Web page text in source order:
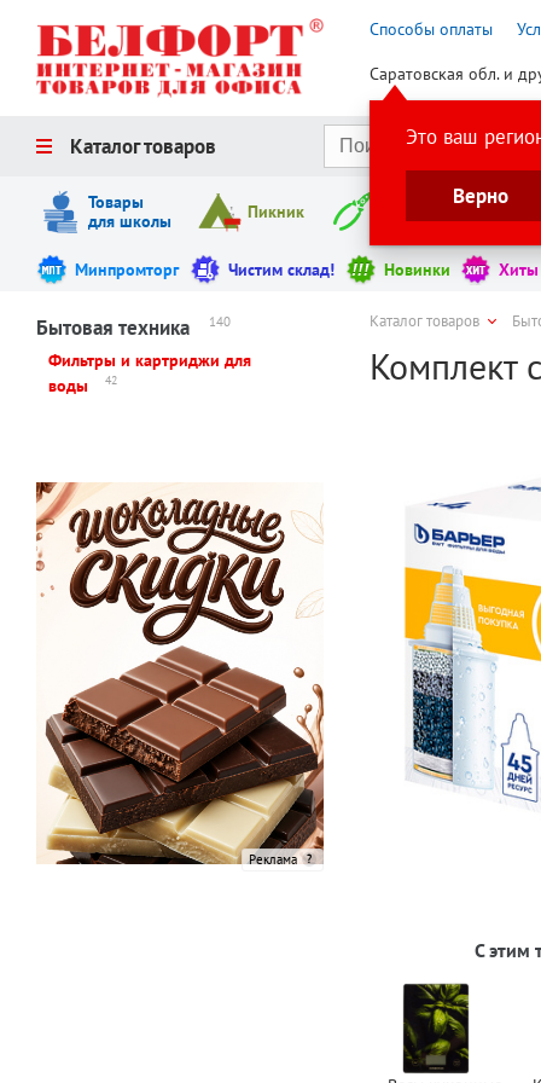
Способы оплаты
Саратовская обл. и
Это ваш
Верно
Каталог товаров
Товары
для школы
Пикник Инструменты
Минпромторг Чистим склад! Новинки Хиты
Бытовая техника 140
Фильтры и картриджи для
воды
42
Реклама
Каталог товаров
Комплект
С этим